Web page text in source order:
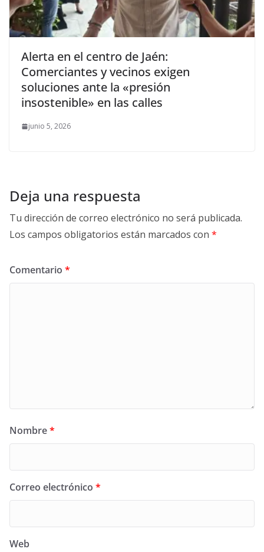
Alerta en el centro de Jaén:
Comerciantes y vecinos exigen
soluciones ante la «presión
insostenible» en las calles
junio 5, 2026
Deja una respuesta
Tu dirección de correo electrónico no será publicada.
Los campos obligatorios están marcados con *
Comentario *
Nombre*
Correo electrónico *
Web